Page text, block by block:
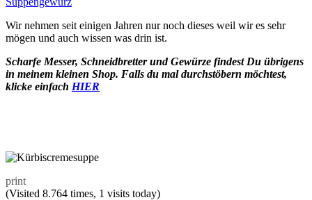
Wir nehmen seit einigen Jahren nur noch dieses weil wir es sehr
mögen und auch wissen was drin ist.
Scharfe Messer, Schneidbretter und Gewürze findest Du übrigens
in meinem kleinen Shop. Falls du mal durchstöbern möchtest,
klicke einfach HIER
print
(Visited 8.764 times, 1 visits today)